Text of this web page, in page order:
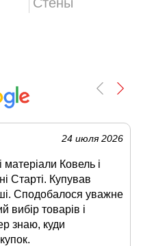
24 июля 2026
матеріали Ковель і
Старті. Купував
Сподобалося уважне
вибір товарів і
знаю, куди